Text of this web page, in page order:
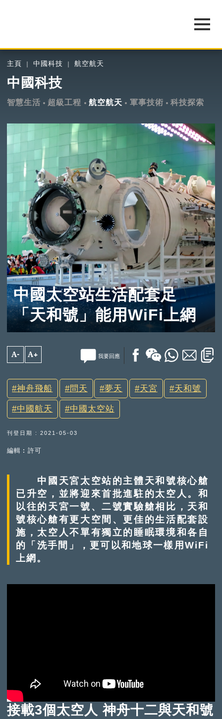
主頁 中國科技 航空航天
中國科技
智慧生活 超級工程 航空航天 軍事技術 科技探索
中國太空站生活配套足
「天和號」能用WiFi上網
A- A+ 我要回應
神舟飛船 問天 夢天 天宮 天和號
中國航天 中國太空站
刊登日期 : 2021-05-03
編輯︰許可
中國天宮太空站的主體天和號核心艙
已升空，並將迎來首批進駐的太空人。和
以往的天宮一號、二號實驗艙相比，天和
號核心艙有更大空間、更佳的生活配套設
施，太空人不單有獨立的睡眠環境和各自
的「洗手間」，更可以和地球一樣用WiFi
上網。
接載3個太空人 神舟十二與天和號